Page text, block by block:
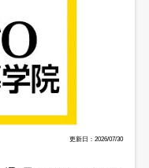
更新日：2026/07/30